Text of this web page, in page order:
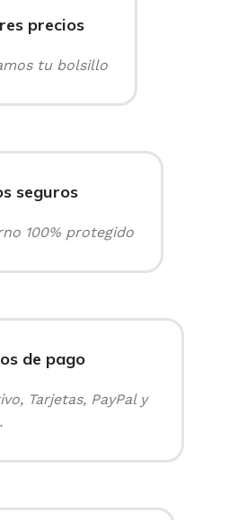
precios
tu bolsillo
seguros
100% protegido
de pago
Tarjetas, PayPal y